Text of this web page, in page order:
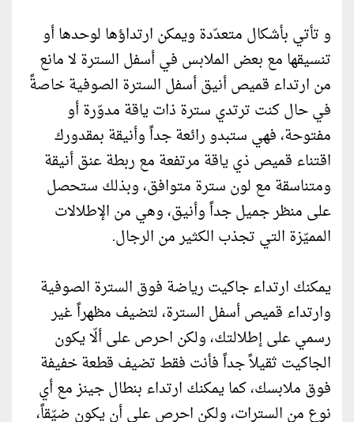
و تأتي بأشكال متعدّدة ويمكن ارتداؤها لوحدها أو
تنسيقها مع بعض الملابس في أسفل السترة لا مانع
من ارتداء قميص أنيق أسفل السترة الصوفية خاصةً
في حال كنت ترتدي سترة ذات ياقة مدوّرة أو
مفتوحة، فهي ستبدو رائعة جداً وأنيقة بمقدورك
اقتناء قميص ذي ياقة مرتفعة مع ربطة عنق أنيقة
ومتناسقة مع لون سترة متوافق، وبذلك ستحصل
على منظر جميل جداً وأنيق، وهي من الإطلالات
المميّزة التي تجذب الكثير من الرجال.
يمكنك ارتداء جاكيت رياضة فوق السترة الصوفية
وارتداء قميص أسفل السترة، لتضيف مظهراً غير
رسمي على إطلالتك، ولكن احرص على ألّا يكون
الجاكيت ثقيلاً جداً فأنت فقط تضيف قطعة خفيفة
فوق ملابسك، كما يمكنك ارتداء بنطال جينز مع أي
نوع من السترات، ولكن احرص على أن يكون ضيّقاً،